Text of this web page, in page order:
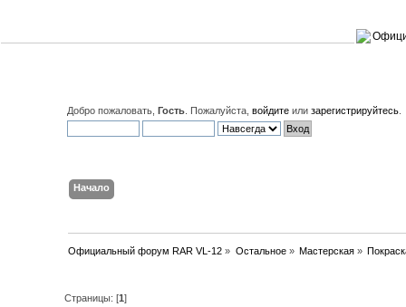
Добро пожаловать, Гость . Пожалуйста, войдите или зарегистрируйтесь
Начало
Официальный форум RAR VL-12 » Остальное» Мастерская»
Страницы: [1]